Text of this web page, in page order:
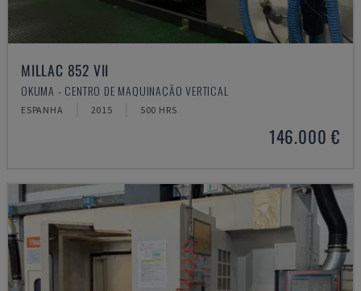
MILLAC 852 VII
OKUMA - CENTRO DE MAQUINAÇÃO VERTICAL
ESPANHA 2015 500 HRS
146.000 €